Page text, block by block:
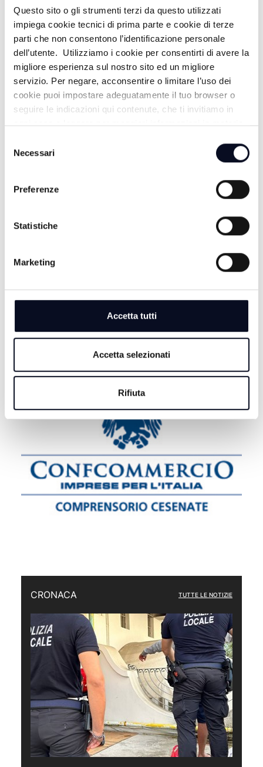
Questo sito o gli strumenti terzi da questo utilizzati
impiega cookie tecnici di prima parte e cookie di terze
parti che non consentono l’identificazione personale
dell’utente. Utilizziamo i cookie per consentirti di avere la
migliore esperienza sul nostro sito ed un migliore
servizio. Per negare, acconsentire o limitare l’uso dei
cookie puoi impostare adeguatamente il tuo browser o
seguire le indicazioni qui contenute, che ti invitiamo in
ogni caso a leggere per maggiori informazioni in materia
delNecessari
Preferenze
Statistiche
Marketing
Accetta tutti
Accetta selezionati
Rifiuta
SAN MARINO: Caldo e siccità, dichiarato lo stato di
6 AGOSTO 2026
CRONACA TUTTE LE NOTIZIE